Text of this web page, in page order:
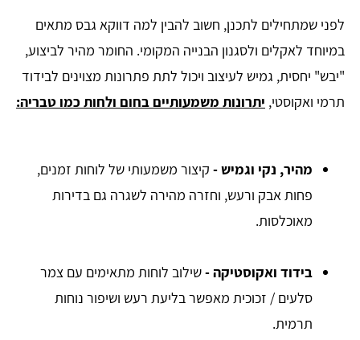
לפני שמתחילים לתכנן, חשוב להבין למה דווקא גבס מתאים
במיוחד לאקלים ולסגנון הבנייה המקומי. החומר מהיר לביצוע,
"יבש" יחסית, גמיש לעיצוב ויכול לתת פתרונות מצוינים לבידוד
תרמי ואקוסטי, יתרונות משמעותיים בחום ולחות כמו טבריה:
מהיר, נקי וגמיש - קיצור משמעותי של לוחות זמנים,
פחות אבק ורעש, וחזרה מהירה לשגרה גם בדירות
מאוכלסות.
בידוד ואקוסטיקה -שילוב לוחות מתאימים עם צמר
סלעים / זכוכית מאפשר בליעת רעש ושיפור נוחות
תרמית.